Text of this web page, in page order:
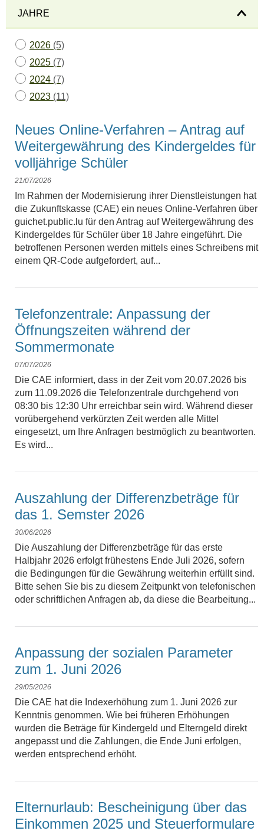
JAHRE
2026 (5)
2025 (7)
2024 (7)
2023 (11)
Neues Online-Verfahren – Antrag auf
Weitergewährung des Kindergeldes für
volljährige Schüler
21/07/2026
Im Rahmen der Modernisierung ihrer Dienstleistungen hat
die Zukunftskasse (CAE) ein neues Online-Verfahren über
guichet.public.lu für den Antrag auf Weitergewährung des
Kindergeldes für Schüler über 18 Jahre eingeführt. Die
betroffenen Personen werden mittels eines Schreibens mit
einem QR-Code aufgefordert, auf...
Telefonzentrale: Anpassung der
Öffnungszeiten während der
Sommermonate
07/07/2026
Die CAE informiert, dass in der Zeit vom 20.07.2026 bis
zum 11.09.2026 die Telefonzentrale durchgehend von
08:30 bis 12:30 Uhr erreichbar sein wird. Während dieser
vorübergehend verkürzten Zeit werden alle Mittel
eingesetzt, um Ihre Anfragen bestmöglich zu beantworten.
Es wird...
Auszahlung der Differenzbeträge für
das 1. Semster 2026
30/06/2026
Die Auszahlung der Differenzbeträge für das erste
Halbjahr 2026 erfolgt frühestens Ende Juli 2026, sofern
die Bedingungen für die Gewährung weiterhin erfüllt sind.
Bitte sehen Sie bis zu diesem Zeitpunkt von telefonischen
oder schriftlichen Anfragen ab, da diese die Bearbeitung...
Anpassung der sozialen Parameter
zum 1. Juni 2026
29/05/2026
Die CAE hat die Indexerhöhung zum 1. Juni 2026 zur
Kenntnis genommen. Wie bei früheren Erhöhungen
wurden die Beträge für Kindergeld und Elterngeld direkt
angepasst und die Zahlungen, die Ende Juni erfolgen,
werden entsprechend erhöht.
Elternurlaub: Bescheinigung über das
Einkommen 2025 und Steuerformulare